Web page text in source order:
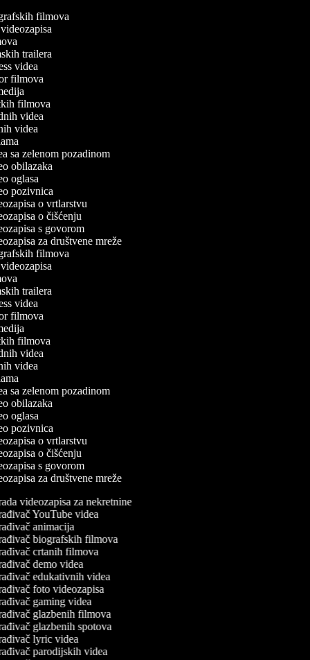
filmova
videozapisa
trailera
videa
filmova
filmova
videa
videa
sa zelenom pozadinom
obilazaka
oglasa
pozivnica
o vrtlarstvu
o čišćenju
s govorom
za društvene mreže
filmova
videozapisa
trailera
videa
filmova
filmova
videa
videa
sa zelenom pozadinom
obilazaka
oglasa
pozivnica
o vrtlarstvu
o čišćenju
s govorom
za društvene mreže
videozapisa za nekretnine
YouTube videa
animacija
biografskih filmova
crtanih filmova
demo videa
edukativnih videa
foto videozapisa
gaming videa
glazbenih filmova
glazbenih spotova
lyric videa
parodijskih videa